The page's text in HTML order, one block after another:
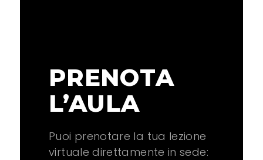
PRENOTA
L’AULA
Puoi prenotare la tua lezione
virtuale direttamente in sede: